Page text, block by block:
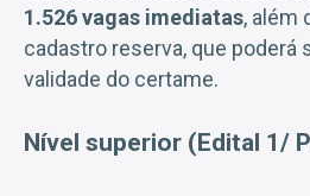
1.526 vagas imediatas, além
cadastro reserva, que poderá
validade do certame.
Nível superior (Edital 1/